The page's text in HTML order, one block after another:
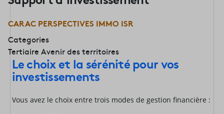
CARAC PERSPECTIVES IMMO ISR
Categories
Tertiaire Avenir des territoires
Le choix et la sérénité pour vos
investissements
Vous avez le choix entre trois modes de gestion financière :